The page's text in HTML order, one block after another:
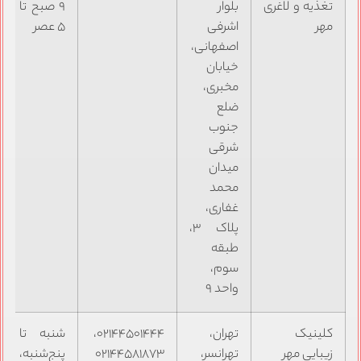
تغذیه و لاغری
مهر
بلوار
اشرفی
اصفهانی،
خیابان
مخبری،
ضلع
جنوب
شرقی
میدان
محمد
غفاری،
پلاک ۳،
طبقه
سوم،
واحد ۹
۹ صبح تا
۵ عصر
کلینیک
زیبایی مهر
تهران،
تهرانسر،
۰۲۱۴۴۵۰۱۴۴۴،
۰۲۱۴۴۵۸۱۸۷۳
شنبه تا
پنج‌شنبه،